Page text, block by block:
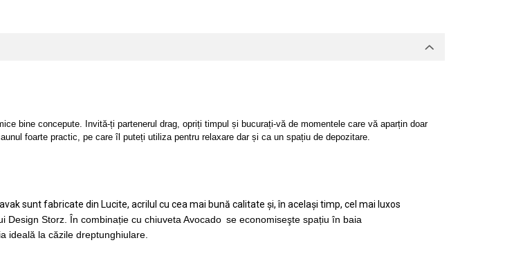
bine concepute. Invită-ți partenerul drag, opriți timpul și bucurați-vă de momentele care vă aparțin doar
foarte practic, pe care îl puteți utiliza pentru relaxare dar și ca un spațiu de depozitare.
sunt fabricate din Lucite, acrilul cu cea mai bună calitate și, în același timp, cel mai luxos
Design Storz. În combinație cu chiuveta Avocado se economiseşte spațiu în baia
ideală la căzile dreptunghiulare.